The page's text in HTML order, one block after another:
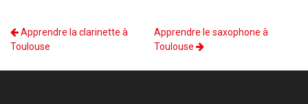
d’évaluer sa maturité et de choisir le niveau adapté.
Apprendre la clarinette à
Toulouse
Apprendre le saxophone à
Toulouse